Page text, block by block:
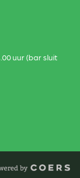
uur (bar sluit